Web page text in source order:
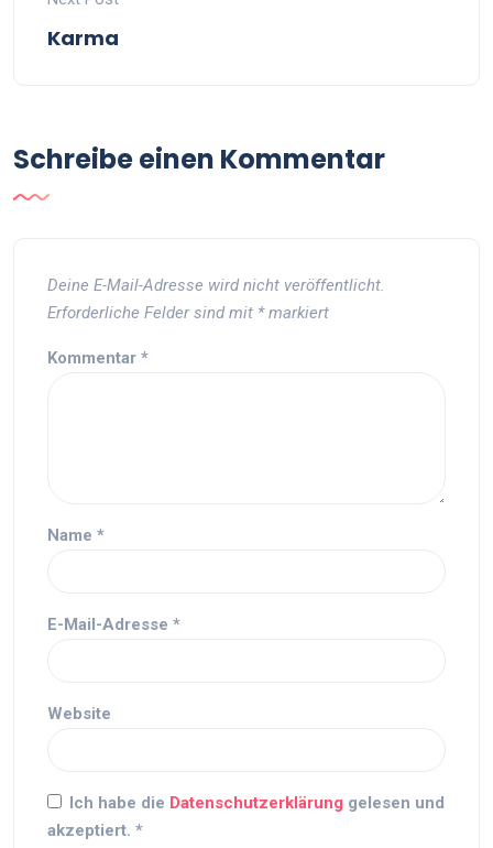
Karma
Schreibe einen Kommentar
Deine E-Mail-Adresse wird nicht veröffentlicht.
Erforderliche Felder sind mit *markiert
Kommentar *
Name *
E-Mail-Adresse *
Website
Ich habe die Datenschutzerklärung gelesen und
akzeptiert. *